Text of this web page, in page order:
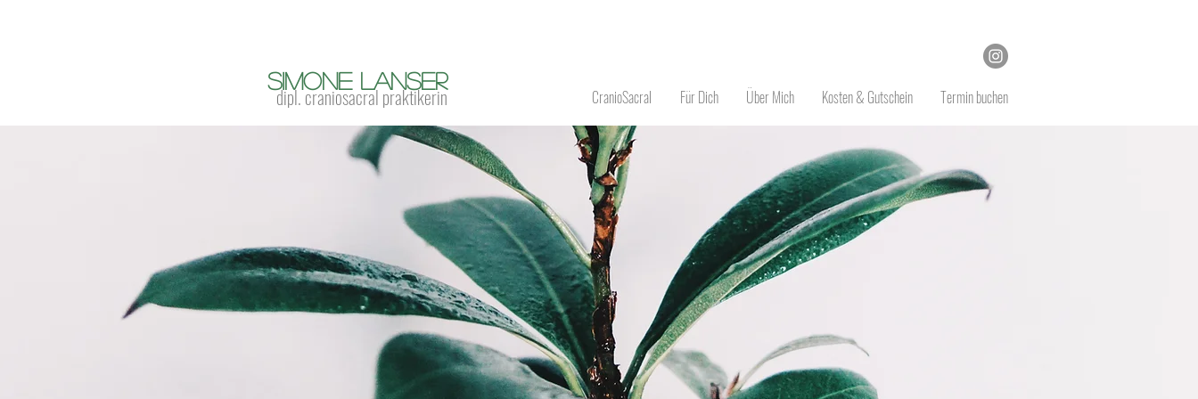
Simone Lanser
dipl. craniosacral praktikerin CranioSacral Für Dich Über Mich Kosten & Gutschein Termin buchen